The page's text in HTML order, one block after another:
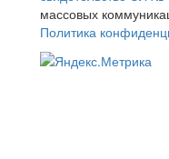
массовых
Политика